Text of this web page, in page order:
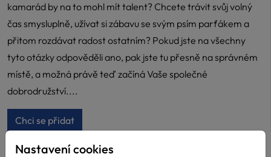
kamarád by na to mohl mít talent? Chcete trávit svůj volný
čas smysluplně, užívat si zábavu se svým psím parťákem a
přitom rozdávat radost ostatním? Pokud jste na všechny
tyto otázky odpověděli ano, pak jste tu přesně na správném
místě, a možná právě teď začíná Vaše společné
dobrodružství....
Chci se přidat
Nastavení cookies